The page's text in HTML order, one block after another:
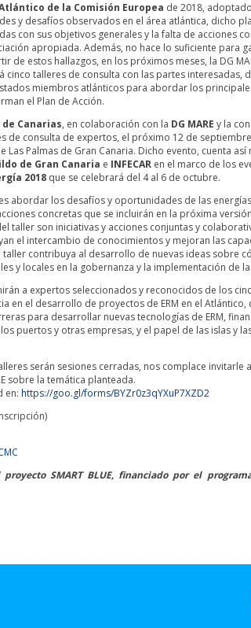
de la Comisión Europea de 2018,
y desafíos observados en el área atlántica, dicho
con sus objetivos generales y la falta de acciones
apropiada. Además, no hace lo suficiente para
de estos hallazgos, en los próximos meses, la DG
cinco talleres de consulta con las partes interesadas,
miembros atlánticos para abordar los
el Plan de Acción.
Canarias, en colaboración con la DG MARE y la
de consulta de expertos, el próximo 12 de
Las Palmas de Gran Canaria. Dicho evento, cuenta
de Gran Canaria e INFECAR en el marco de los
2018 que se celebrará del 4 al 6 de octubre.
abordar los desafíos y oportunidades de las energías
concretas que se incluirán en la próxima
taller son iniciativas y acciones conjuntas y
el intercambio de conocimientos y mejoran las
taller contribuya al desarrollo de nuevas ideas sobre
y locales en la gobernanza y la implementación de
a expertos seleccionados y reconocidos de los
en el desarrollo de proyectos de ERM en el
para desarrollar nuevas tecnologías de ERM,
puertos y otras empresas, y el papel de las islas y
serán sesiones cerradas, nos complace invitarle
sobre la temática planteada.
en: https://goo.gl/forms/BYZr0z3qYXuP7XZD2
SMART BLUE, financiado por el